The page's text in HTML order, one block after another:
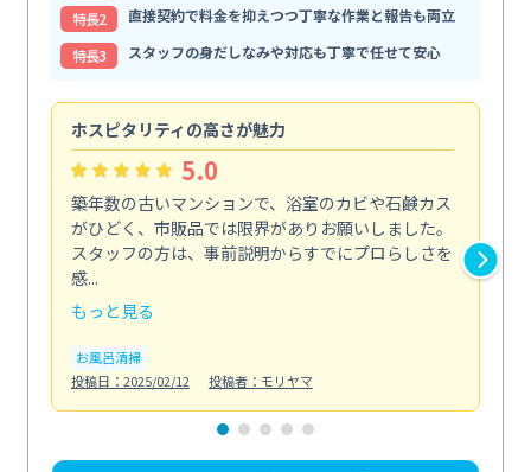
特⻑2
直接契約で料金を抑えつつ丁寧な作業と報告も両立
特⻑3
スタッフの身だしなみや対応も丁寧で任せて安心
ホスピタリティの高さが魅力
5.0
築年数の古いマンションで、浴室のカビや石鹸カス
がひどく、市販品では限界がありお願いしました。
スタッフの方は、事前説明からすでにプロらしさを
感...
もっと見る
お風呂清掃
投稿日：2025/02/12
投稿者：モリヤマ